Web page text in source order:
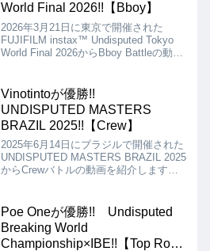
World Final 2026!!【Bboy】
2026年3月21日に東京で開催された
FUJIFILM instax™ Undisputed Tokyo
World Final 2026からBboy Battleの動画
優勝となりました!!
Vinotintoが優勝!!
UNDISPUTED MASTERS
BRAZIL 2025!!【Crew】
2025年6月14日にブラジルで開催された
UNDISPUTED MASTERS BRAZIL 2025
からCrewバトルの動画を紹介します。
ました!!
Poe Oneが優勝!! Undisputed
Breaking World
Championship×IBE!!【Top Rock